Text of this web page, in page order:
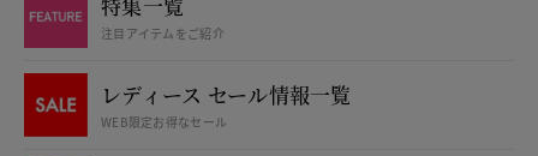
注目アイテムをご紹介
レディース セール情報一覧
WEB限定お得なセール